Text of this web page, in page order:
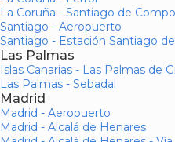
La Coruña - Santiago de
Santiago - Aeropuerto
Santiago - Estación Santiago
Las Palmas
Islas Canarias - Las Palmas de
Las Palmas - Sebadal
Madrid
Madrid - Aeropuerto
Madrid - Alcalá de Henares